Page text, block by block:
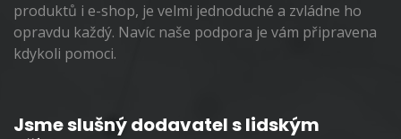
produktů i e-shop, je velmi jednoduché a zvládne ho
opravdu každý. Navíc naše podpora je vám připravena
kdykoli pomoci.
Jsme slušný dodavatel s lidským